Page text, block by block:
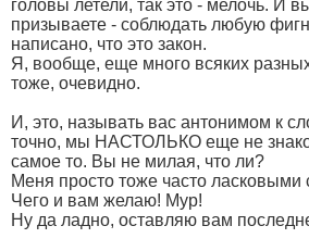
головы летели, так это - мелочь. И
призываете - соблюдать любую
написано, что это закон.
Я, вообще, еще много всяких
тоже, очевидно.
И, это, называть вас антонимом к
точно, мы НАСТОЛЬКО еще не
самое то. Вы не милая, что ли?
Меня просто тоже часто ласковыми
Чего и вам желаю! Мур!
Ну да ладно, оставляю вам